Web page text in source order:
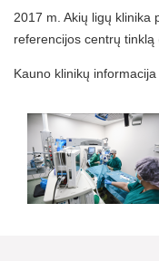
2017 m. Akių ligų klinika
referencijos centrų tinklą
Kauno klinikų